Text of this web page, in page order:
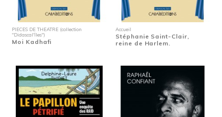
PIECES DE THEATRE (collection
"Didascal'îles")
Moi Kadhafi
Accueil
Stéphanie Saint-Clair,
reine de Harlem.